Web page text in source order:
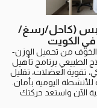
(كاحل/رسغ/
الكويت
من تحميل الوزن-
الطبيعي برنامج تأهيل
تقوية العضلات، تقليل
للأنشطة اليومية بأمان.
الآن واستعد حركتك